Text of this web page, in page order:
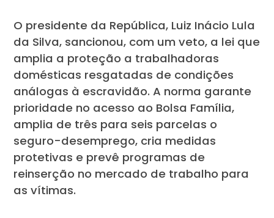
O presidente da República, Luiz Inácio Lula
da Silva, sancionou, com um veto, a lei que
amplia a proteção a trabalhadoras
domésticas resgatadas de condições
análogas à escravidão. A norma garante
prioridade no acesso ao Bolsa Família,
amplia de três para seis parcelas o
seguro-desemprego, cria medidas
protetivas e prevê programas de
reinserção no mercado de trabalho para
as vítimas.